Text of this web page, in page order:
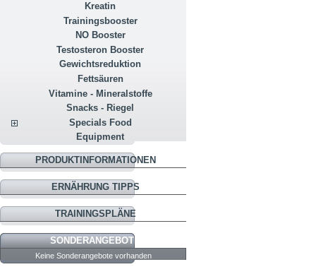
Kreatin
Trainingsbooster
NO Booster
Testosteron Booster
Gewichtsreduktion
Fettsäuren
Vitamine - Mineralstoffe
Snacks - Riegel
Specials Food
Equipment
PRODUKTINFORMATIONEN
ERNÄHRUNG TIPPS
TRAININGSPLÄNE
SONDERANGEBOTE
Keine Sonderangebote vorhanden